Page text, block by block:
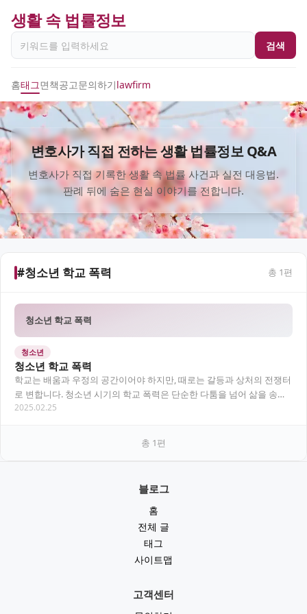
생활 속 법률정보
검색
홈태그면책공고문의하기lawfirm
변호사가 직접 전하는 생활 법률정보 Q&A
변호사가 직접 기록한 생활 속 법률 사건과 실전 대응법.
판례 뒤에 숨은 현실 이야기를 전합니다.
#청소년 학교 폭력 총 1편
청소년 학교 폭력
청소년
청소년 학교 폭력
학교는 배움과 우정의 공간이어야 하지만, 때로는 갈등과 상처의 전쟁터
로 변합니다. 청소년 시기의 학교 폭력은 단순한 다툼을 넘어 삶을 송두
리째 흔들 수 있는 중대한 문제로 자리 잡…
2025.02.25
총 1편
블로그
홈
전체 글
태그
사이트맵
고객센터